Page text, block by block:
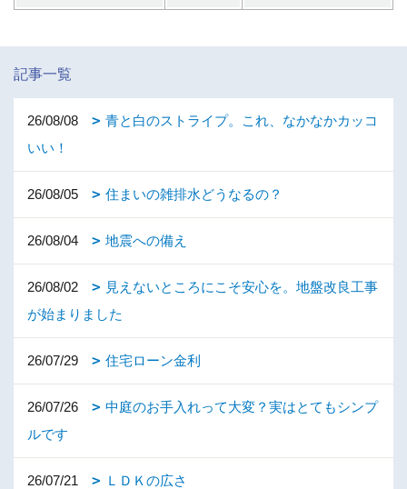
記事一覧
26/08/08
青と白のストライプ。これ、なかなかカッコ
いい！
26/08/05 住まいの雑排水どうなるの？
26/08/04 地震への備え
26/08/02
見えないところにこそ安心を。地盤改良工事
が始まりました
26/07/29 住宅ローン金利
26/07/26
中庭のお手入れって大変？実はとてもシンプ
ルです
26/07/21 ＬＤＫの広さ